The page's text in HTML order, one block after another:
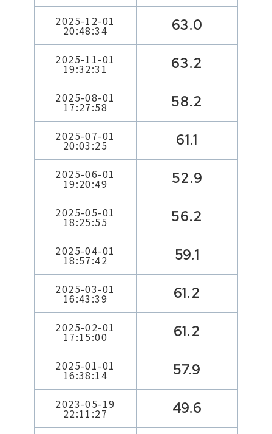
2025-12-01
20:48:34 63.0
2025-11-01
19:32:31 63.2
2025-08-01
17:27:58 58.2
2025-07-01
20:03:25 61.1
2025-06-01
19:20:49 52.9
2025-05-01
18:25:55 56.2
2025-04-01
18:57:42 59.1
2025-03-01
16:43:39 61.2
2025-02-01
17:15:00 61.2
2025-01-01
16:38:14 57.9
2023-05-19
22:11:27 49.6